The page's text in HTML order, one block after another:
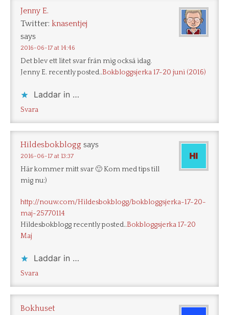
Jenny E.
Twitter: knasentjej
says
2016-06-17 at 14:46
Det blev ett litet svar från mig också idag.
Jenny E. recently posted..Bokbloggsjerka 17-20 juni (2016)
Laddar in …
Svara
Hildesbokblogg says
2016-06-17 at 13:37
Här kommer mitt svar 🙂 Kom med tips till
mig nu:)
http://nouw.com/Hildesbokblogg/bokbloggsjerka-17-20-
maj-25770114
Hildesbokblogg recently posted..Bokbloggsjerka 17-20
Maj
Laddar in …
Svara
Bokhuset